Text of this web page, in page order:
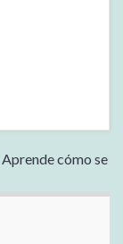
Aprende cómo se